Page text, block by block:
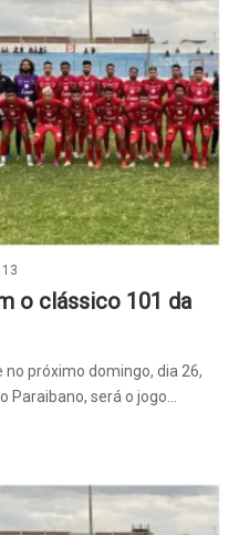
13
o clássico 101 da
no próximo domingo, dia 26,
será o jogo…